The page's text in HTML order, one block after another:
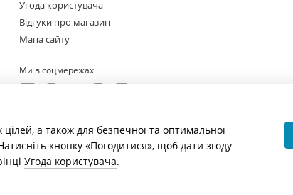
Угода користувача
Відгуки про магазин
Мапа сайту
Ми в соцмережах
а також для безпечної та оптимальної
кнопку «Погодитися», щоб дати згоду
Угода користувача.